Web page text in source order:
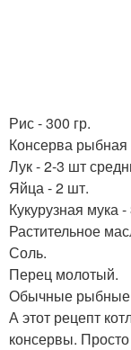
Рис - 300 гр.
Консерва рыбная
Лук - 2-3 шт
Яйца - 2 шт.
Кукурузная мука
Растительное
Соль.
Перец молотый.
Обычные рыбные
А этот рецепт
консервы.